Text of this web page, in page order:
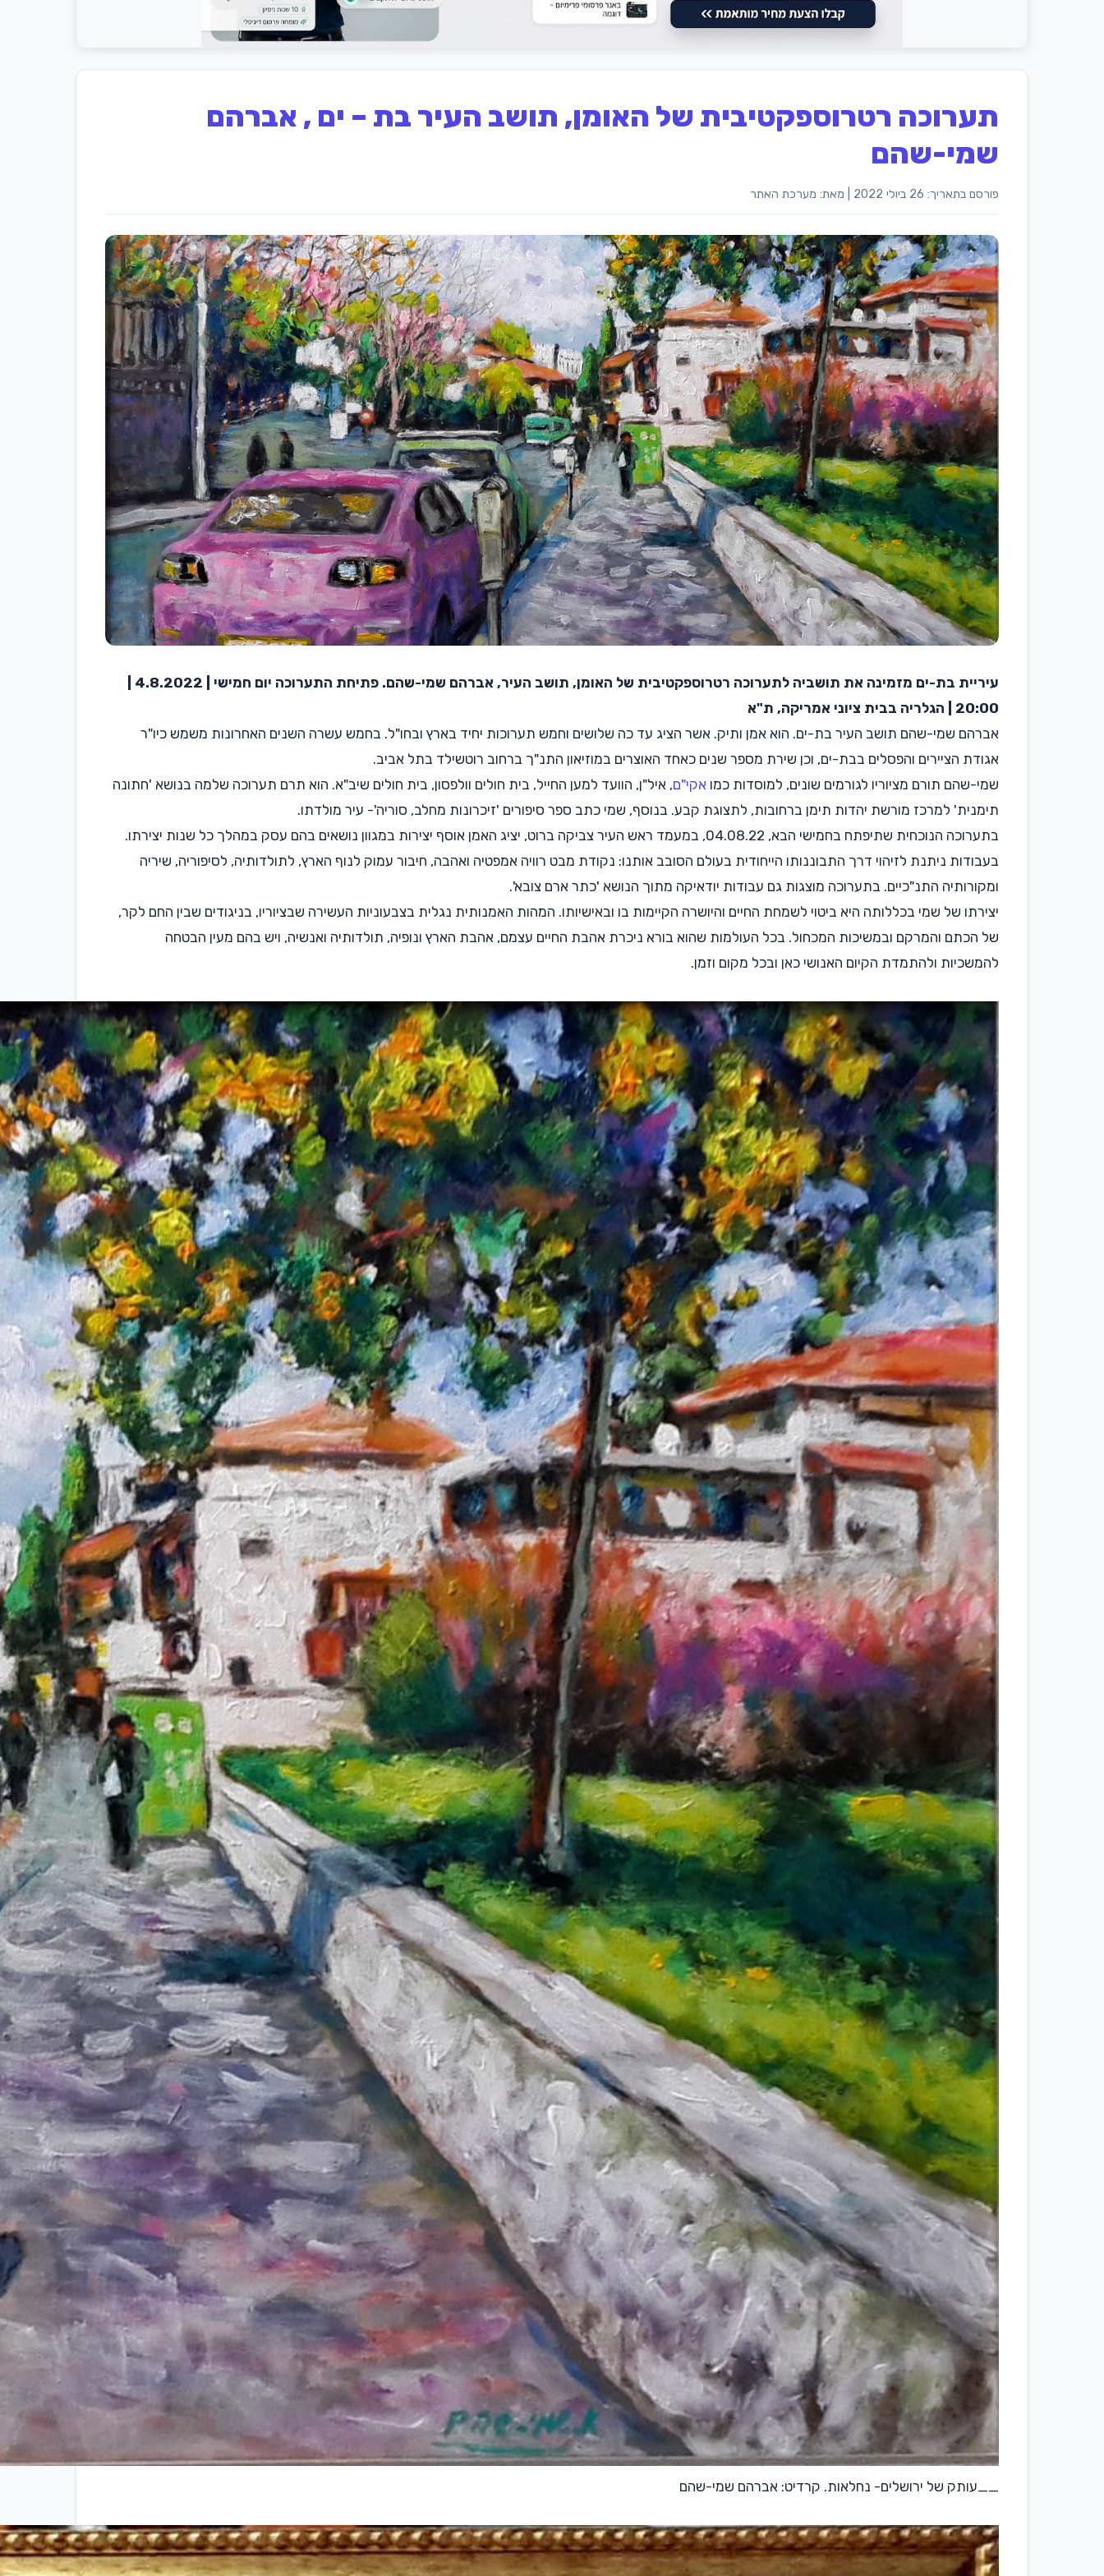
תערוכה רטרוספקטיבית של האומן, תושב העיר בת – ים , אברהם
שמי-שהם
פורסם בתאריך: 26 ביולי 2022 מאת: מערכת האתר
עיריית בת-ים מזמינה את תושביה לתערוכה רטרוספקטיבית של האומן, תושב העיר, אברהם שמי-שהם.
20:00 | הגלריה בבית ציוני אמריקה, ת"א
אברהם שמי-שהם תושב העיר בת-ים. הוא אמן ותיק. אשר הציג עד כה שלושים וחמש תערוכות יחיד בארץ ובחו"ל. בחמש עשרה השנים האחרונות משמש כיו"ר
אגודת הציירים והפסלים בבת-ים, וכן שירת מספר שנים כאחד האוצרים במוזיאון התנ"ך ברחוב רוטשילד בתל אביב.
שמי-שהם תורם מציוריו לגורמים שונים, למוסדות כמו אקי"ם, איל"ן, הוועד למען החייל, בית חולים וולפסון, בית חולים שיב"א. הוא תרם תערוכה שלמה בנושא 'חתונה
תימנית' למרכז מורשת יהדות תימן ברחובות, לתצוגת קבע. בנוסף, שמי כתב ספר סיפורים 'זיכרונות מחלב, סוריה'- עיר מולדתו.
בתערוכה הנוכחית שתיפתח בחמישי הבא, 04.08.22, במעמד ראש העיר צביקה ברוט, יציג האמן אוסף יצירות במגוון נושאים בהם עסק במהלך כל שנות יצירתו.
בעבודות ניתנת לזיהוי דרך התבוננותו הייחודית בעולם הסובב אותנו: נקודת מבט רוויה אמפטיה ואהבה, חיבור עמוק לנוף הארץ, לתולדותיה, לסיפוריה, שיריה
ומקורותיה התנ"כיים. בתערוכה מוצגות גם עבודות יודאיקה מתוך הנושא 'כתר ארם צובא'.
יצירתו של שמי בכללותה היא ביטוי לשמחת החיים והיושרה הקיימות בו ובאישיותו. המהות האמנותית נגלית בצבעוניות העשירה שבציוריו, בניגודים שבין החם לקר,
של הכתם והמרקם ובמשיכות המכחול. בכל העולמות שהוא בורא ניכרת אהבת החיים עצמם, אהבת הארץ ונופיה, תולדותיה ואנשיה, ויש בהם מעין הבטחה
להמשכיות ולהתמדת הקיום האנושי כאן ובכל מקום וזמן.
__עותק של ירושלים- נחלאות. קרדיט: אברהם שמי-שהם